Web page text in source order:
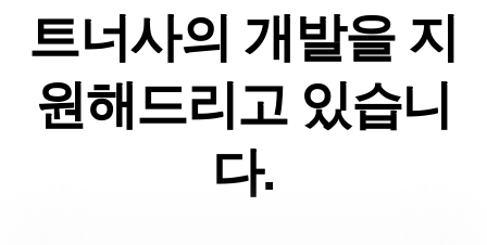
트너사의 개발을 지
원해드리고 있습니
다.